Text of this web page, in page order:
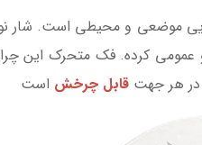
کرده. فک متحرک این
قابل چرخش است